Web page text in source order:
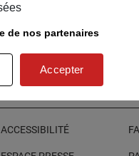
ACCESSIBILITÉ
de nos partenaires
Accepter